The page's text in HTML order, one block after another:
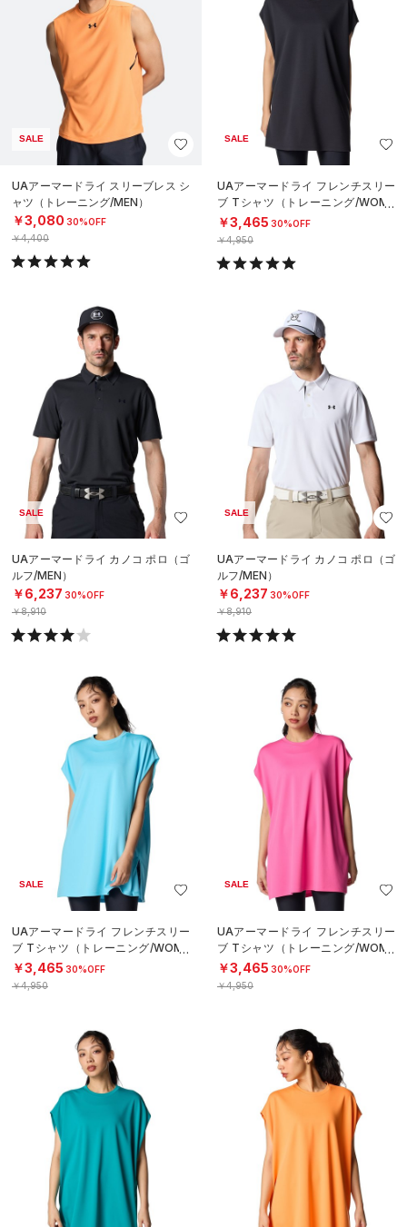
SALE
UAアーマードライ スリーブレス シ
ャツ（トレーニング/MEN）
￥3,080 30%OFF
￥4,400
SALE
UAアーマードライ フレンチスリー
ブ Tシャツ（トレーニング/WOME
N）
￥3,465 30%OFF
￥4,950
SALE
UAアーマードライ カノコ ポロ（ゴ
ルフ/MEN）
￥6,237 30%OFF
￥8,910
SALE
UAアーマードライ カノコ ポロ（ゴ
ルフ/MEN）
￥6,237 30%OFF
￥8,910
SALE
UAアーマードライ フレンチスリー
ブ Tシャツ（トレーニング/WOME
N）
￥3,465 30%OFF
￥4,950
SALE
UAアーマードライ フレンチスリー
ブ Tシャツ（トレーニング/WOME
N）
￥3,465 30%OFF
￥4,950